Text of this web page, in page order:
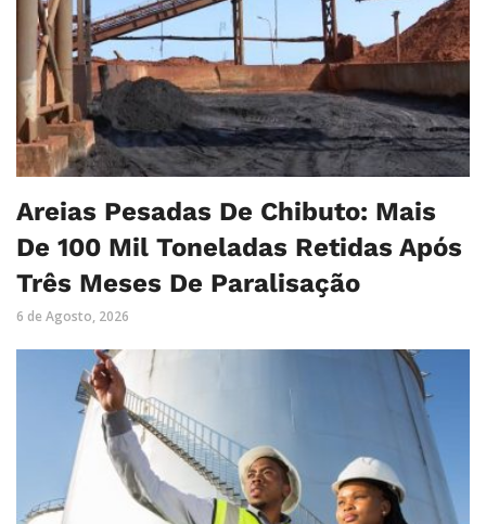
Areias Pesadas De Chibuto: Mais
De 100 Mil Toneladas Retidas Após
Três Meses De Paralisação
6 de Agosto, 2026